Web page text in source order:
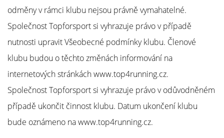
odměny v rámci klubu nejsou právně vymahatelné.
Společnost Topforsport si vyhrazuje právo v případě
nutnosti upravit Všeobecné podmínky klubu. Členové
klubu budou o těchto změnách informování na
internetových stránkách www.top4running.cz.
Společnost Topforsport si vyhrazuje právo v odůvodněném
případě ukončit činnost klubu. Datum ukončení klubu
bude oznámeno na www.top4running.cz.